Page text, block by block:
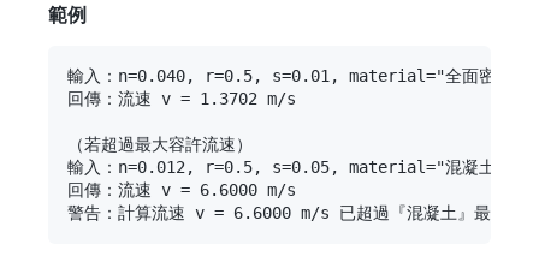
範例
輸入：n=0.040, r=0.5, s=0.01, material="全面密草生"
回傳：流速 v = 1.3702 m/s
（若超過最大容許流速）
輸入：n=0.012, r=0.5, s=0.05, material="混凝土"
回傳：流速 v = 6.6000 m/s